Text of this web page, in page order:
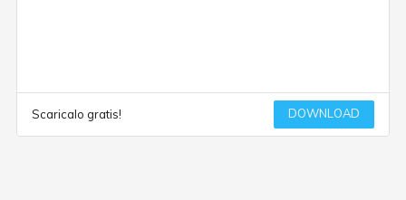
Scaricalo gratis! DOWNLOAD